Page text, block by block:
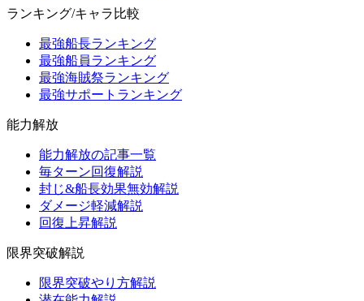
ランキング/キャラ比較
最強船長ランキング
最強船員ランキング
最強海賊祭ランキング
最強サポートランキング
能力解放
能力解放の記事一覧
毎ターン回復解説
封じ&船長効果無効解説
ダメージ軽減解説
回復上昇解説
限界突破解説
限界突破やり方解説